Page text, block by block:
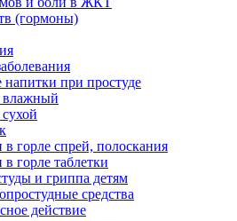
(гормоны)
напитки при простуде
горле спрей, полоскания
горле таблетки
и гриппа детям
средства
действие